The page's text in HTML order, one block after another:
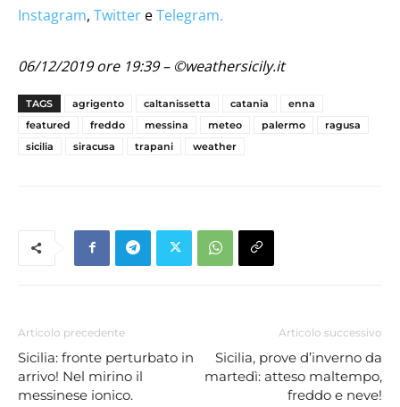
Instagram, Twitter eTelegram.
06/12/2019 ore 19:39 – ©weathersicily.it
TAGS agrigento caltanissetta catania
enna
featured
freddo messina meteo palermo
ragusa
sicilia
siracusa trapani weather
Articolo precedente
Sicilia: fronte perturbato in
arrivo! Nel mirino il
messinese ionico.
Articolo successivo
Sicilia, prove d’inverno da
martedì: atteso maltempo,
freddo e neve!